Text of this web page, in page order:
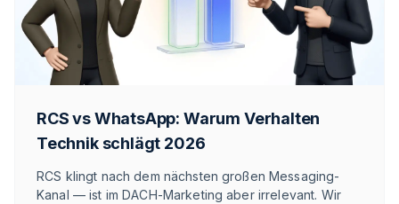
RCS vs WhatsApp: Warum Verhalten
Technik schlägt 2026
RCS klingt nach dem nächsten großen Messaging-
Kanal — ist im DACH-Marketing aber irrelevant. Wir